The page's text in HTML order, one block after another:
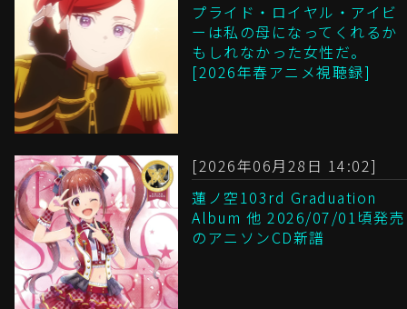
プライド・ロイヤル・アイビ
ーは私の母になってくれるか
もしれなかった女性だ。
[2026年春アニメ視聴録]
[2026年06月28日 14:02]
蓮ノ空103rd Graduation
Album 他 2026/07/01頃発売
のアニソンCD新譜